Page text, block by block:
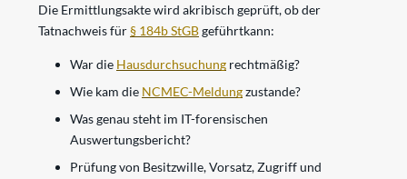
Die Ermittlungsakte wird akribisch geprüft, ob der
Tatnachweis für§ 184b StGBgeführtkann:
War die Hausdurchsuchung rechtmäßig?
Wie kam die NCMEC-Meldungzustande?
Was genau steht im IT-forensischen
Auswertungsbericht?
Prüfung von Besitzwille, Vorsatz, Zugriff und